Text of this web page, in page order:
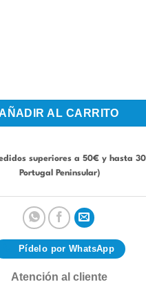
extraíble - Transparente
AÑADIR AL CARRITO
superiores a 50€ y hasta
Portugal Peninsular)
Pídelo por WhatsApp
Atención al cliente